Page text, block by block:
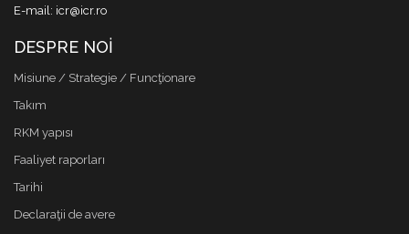
E-mail: icr@icr.ro
DESPRE NOI
Misiune / Strategie / Funcţionare
Takım
RKM yapısı
Faaliyet raporları
Tarihi
Declaraţii de avere